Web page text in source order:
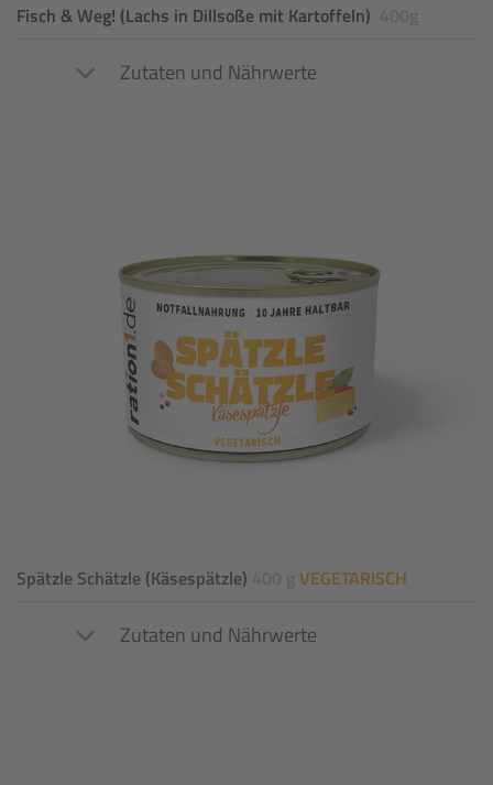
Fisch & Weg! (Lachs in Dillsoße mit Kartoffeln)
Zutaten und Nährwerte
Spätzle Schätzle (Käsespätzle) VEGETARISCH
Zutaten und Nährwerte